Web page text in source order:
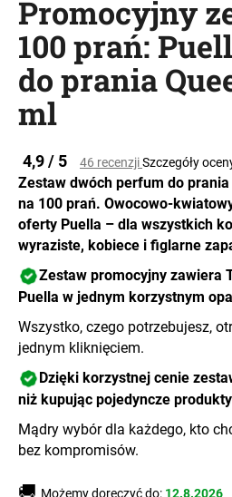
Promocyjny
100 prań:
do prania
ml
Średnia
ocena
produktu
wynosi
0,0
na
gwiazdek.
4,9 / 5 46 recenzjiSzczegóły
Zestaw dwóch perfum do
na 100 prań. Owocowo-
oferty Puella – dla wszystkich
wyraziste, kobiece i figlarne
Zestaw promocyjny zawiera
Puella w jednym korzystnym
Wszystko, czego potrzebujesz,
jednym kliknięciem.
Dzięki korzystnej cenie
niż kupując pojedyncze
Mądry wybór dla każdego, kto
bez kompromisów.
🚚 Możemy doręczyć do: 12.8.2026
SZUKAJ
o
l
e
c
a
m
y